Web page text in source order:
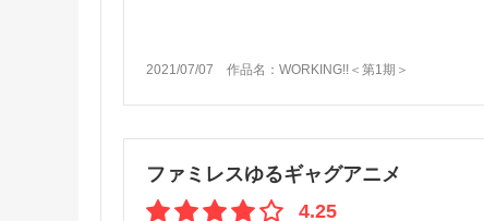
2021/07/07 作品名： WORKING!!＜第1期＞
ファミレスゆるギャグアニメ
4.25